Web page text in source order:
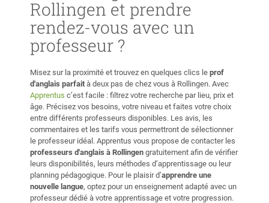
Rollingen et prendre
rendez-vous avec un
professeur ?
Misez sur la proximité et trouvez en quelques clics le prof
d'anglais parfait à deux pas de chez vous à Rollingen. Avec
Apprentus c’est facile : filtrez votre recherche par lieu, prix et
âge. Précisez vos besoins, votre niveau et faites votre choix
entre différents professeurs disponibles. Les avis, les
commentaires et les tarifs vous permettront de sélectionner
le professeur idéal. Apprentus vous propose de contacter les
professeurs d'anglais à Rollingen gratuitement afin de vérifier
leurs disponibilités, leurs méthodes d’apprentissage ou leur
planning pédagogique. Pour le plaisir d’apprendre une
nouvelle langue, optez pour un enseignement adapté avec un
professeur dédié à votre apprentissage et votre progression.